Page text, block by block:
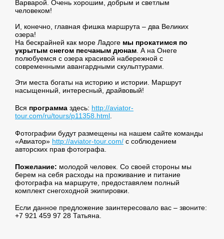
Варварой. Очень хорошим, добрым и светлым
человеком!
И, конечно, главная фишка маршрута – два Великих
озера!
На бескрайней как море Ладоге мы прокатимся по
укрытым снегом песчаным дюнам. А на Онеге
полюбуемся с озера красивой набережной с
современными авангардными скульптурами.
Эти места богаты на историю и истории. Маршрут
насыщенный, интересный, драйвовый!
Вся программа здесь: http://aviator-
tour.com/ru/tours/p11358.html
Фотографии будут размещены на нашем сайте команды
«Авиатор» http://aviator-tour.com/ с соблюдением
авторских прав фотографа.
Пожелание: молодой человек. Со своей стороны мы
берем на себя расходы на проживание и питание
фотографа на маршруте, предоставялем полный
комплект снегоходной экипировки.
Если данное предложение заинтересовало вас – звоните:
+7 921 459 97 28 Татьяна.